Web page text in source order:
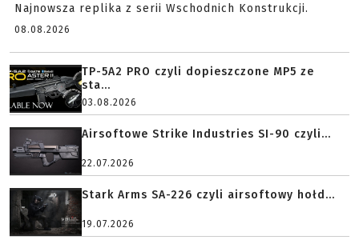
Najnowsza replika z serii Wschodnich Konstrukcji.
08.08.2026
TP-5A2 PRO czyli dopieszczone MP5 ze
sta...
03.08.2026
Airsoftowe Strike Industries SI-90 czyli...
22.07.2026
Stark Arms SA-226 czyli airsoftowy hołd...
19.07.2026